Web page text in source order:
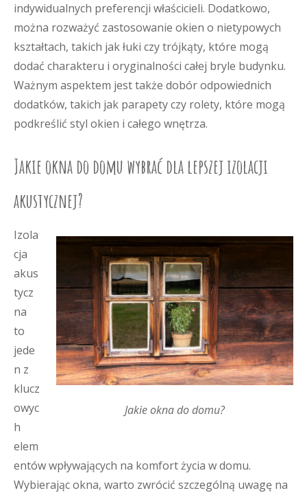
indywidualnych preferencji właścicieli. Dodatkowo,
można rozważyć zastosowanie okien o nietypowych
kształtach, takich jak łuki czy trójkąty, które mogą
dodać charakteru i oryginalności całej bryle budynku.
Ważnym aspektem jest także dobór odpowiednich
dodatków, takich jak parapety czy rolety, które mogą
podkreślić styl okien i całego wnętrza.
Jakie okna do domu wybrać dla lepszej izolacji
akustycznej?
Jakie okna do domu?
Izola
cja
akus
tycz
na
to
jede
n z
klucz
owyc
h
elem
entów wpływających na komfort życia w domu.
Wybierając okna, warto zwrócić szczególną uwagę na